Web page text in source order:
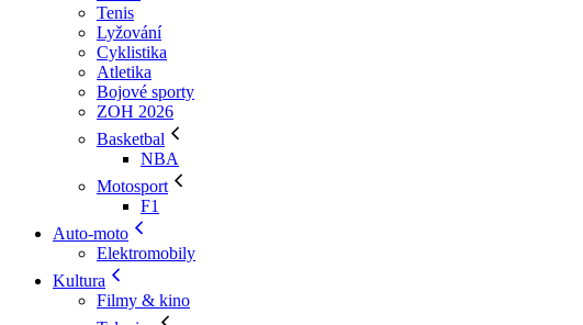
Tenis
Lyžování
Cyklistika
Atletika
Bojové sporty
ZOH 2026
Basketbal
NBA
Motosport
F1
Auto-moto
Elektromobily
Kultura
Filmy & kino